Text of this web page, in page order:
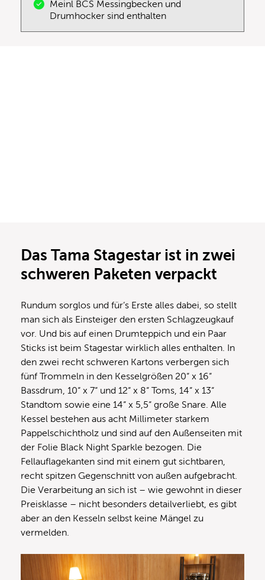
Meinl BCS Messingbecken und
Drumhocker sind enthalten
Das Tama Stagestar ist in zwei
schweren Paketen verpackt
Rundum sorglos und für’s Erste alles dabei, so stellt
man sich als Einsteiger den ersten Schlagzeugkauf
vor. Und bis auf einen Drumteppich und ein Paar
Sticks ist beim Stagestar wirklich alles enthalten. In
den zwei recht schweren Kartons verbergen sich
fünf Trommeln in den Kesselgrößen 20“ x 16“
Bassdrum, 10“ x 7“ und 12“ x 8“ Toms, 14“ x 13“
Standtom sowie eine 14“ x 5,5“ große Snare. Alle
Kessel bestehen aus acht Millimeter starkem
Pappelschichtholz und sind auf den Außenseiten mit
der Folie Black Night Sparkle bezogen. Die
Fellauflagekanten sind mit einem gut sichtbaren,
recht spitzen Gegenschnitt von außen aufgebracht.
Die Verarbeitung an sich ist – wie gewohnt in dieser
Preisklasse – nicht besonders detailverliebt, es gibt
aber an den Kesseln selbst keine Mängel zu
vermelden.